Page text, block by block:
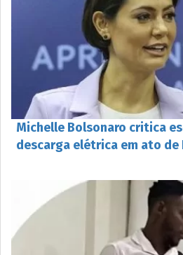
Michelle Bolsonaro critica
descarga elétrica em ato de